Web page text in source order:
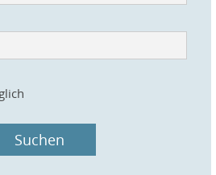
Suchen